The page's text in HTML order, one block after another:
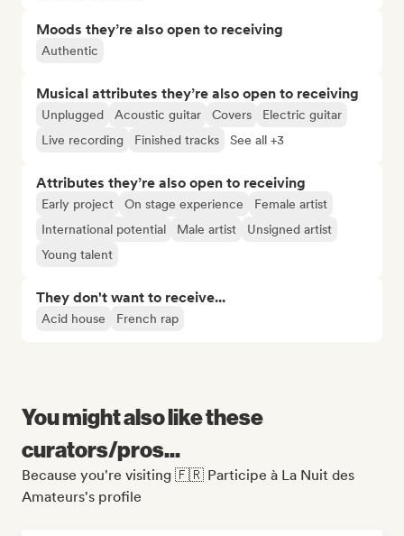
Moods they’re also open to receiving
Authentic
Musical attributes they’re also open to receiving
Unplugged Acoustic guitar Covers
Electric guitar
Live recording
Finished tracks See all +3
Attributes they’re also open to receiving
Early project On stage experience
Female artist
International potential
Male artist
Unsigned artist
Young talent
They don't want to receive...
Acid house French rap
You might also like these
curators/pros...
Because you're visiting 🇫🇷 Participe à La Nuit des
Amateurs's profile